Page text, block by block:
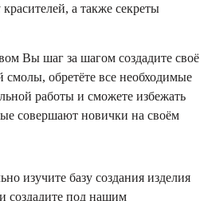
а также секреты
Вы шаг за шагом создадите своё
смолы, обретёте все необходимые
работы и сможете избежать
совершают новички на своём
изучите базу создания изделия
создадите под нашим